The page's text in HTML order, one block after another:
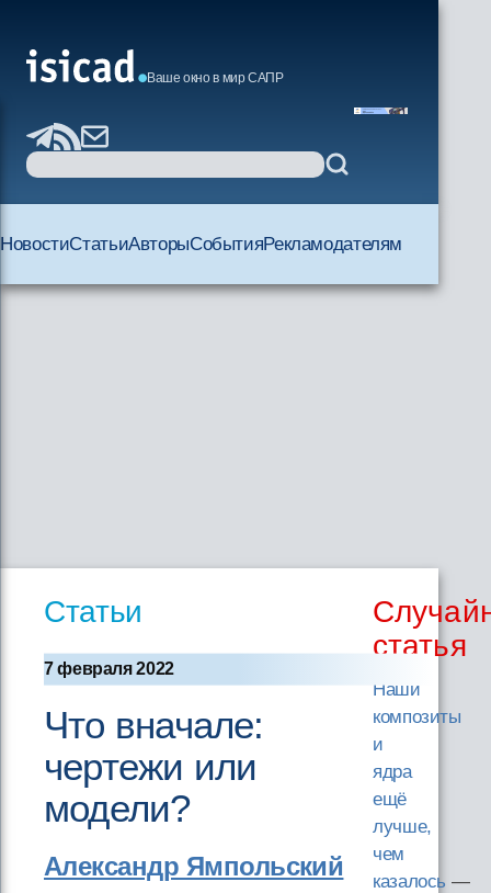
Ваше окно в мир САПР
НовостиСтатьиАвторыСобытияРекламодателям
Статьи
7 февраля 2022
Что вначале:
чертежи или
модели?
Александр Ямпольский
статья
Наши
композиты
и
ядра
ещё
лучше,
чем
казалось —